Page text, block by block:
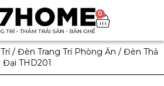
0
/ Đèn Trang Trí Phòng Ăn / Đèn Thả
THD201